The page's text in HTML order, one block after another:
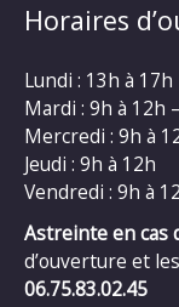
Horaires
Lundi : 13h à 17h
Mardi : 9h à 12h
Mercredi : 9h à
Jeudi : 9h à 12h
Vendredi : 9h à
Astreinte en cas
d’ouverture et
06.75.83.02.45